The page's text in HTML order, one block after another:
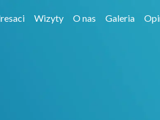
Wizyty O nas Galeria